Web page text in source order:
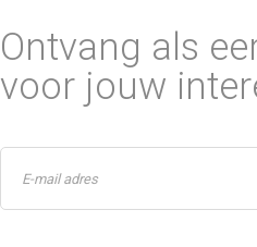
Ontvang als
voor jouw